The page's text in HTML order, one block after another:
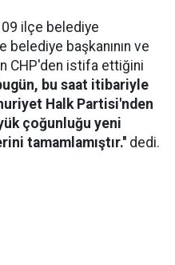
ilçe belediye
belediye başkanının ve
CHP'den istifa ettiğini
bu saat itibariyle
Halk Partisi'nden
çoğunluğu yeni
tamamlamıştır.'' dedi.